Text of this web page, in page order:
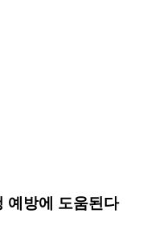
예방에 도움된다